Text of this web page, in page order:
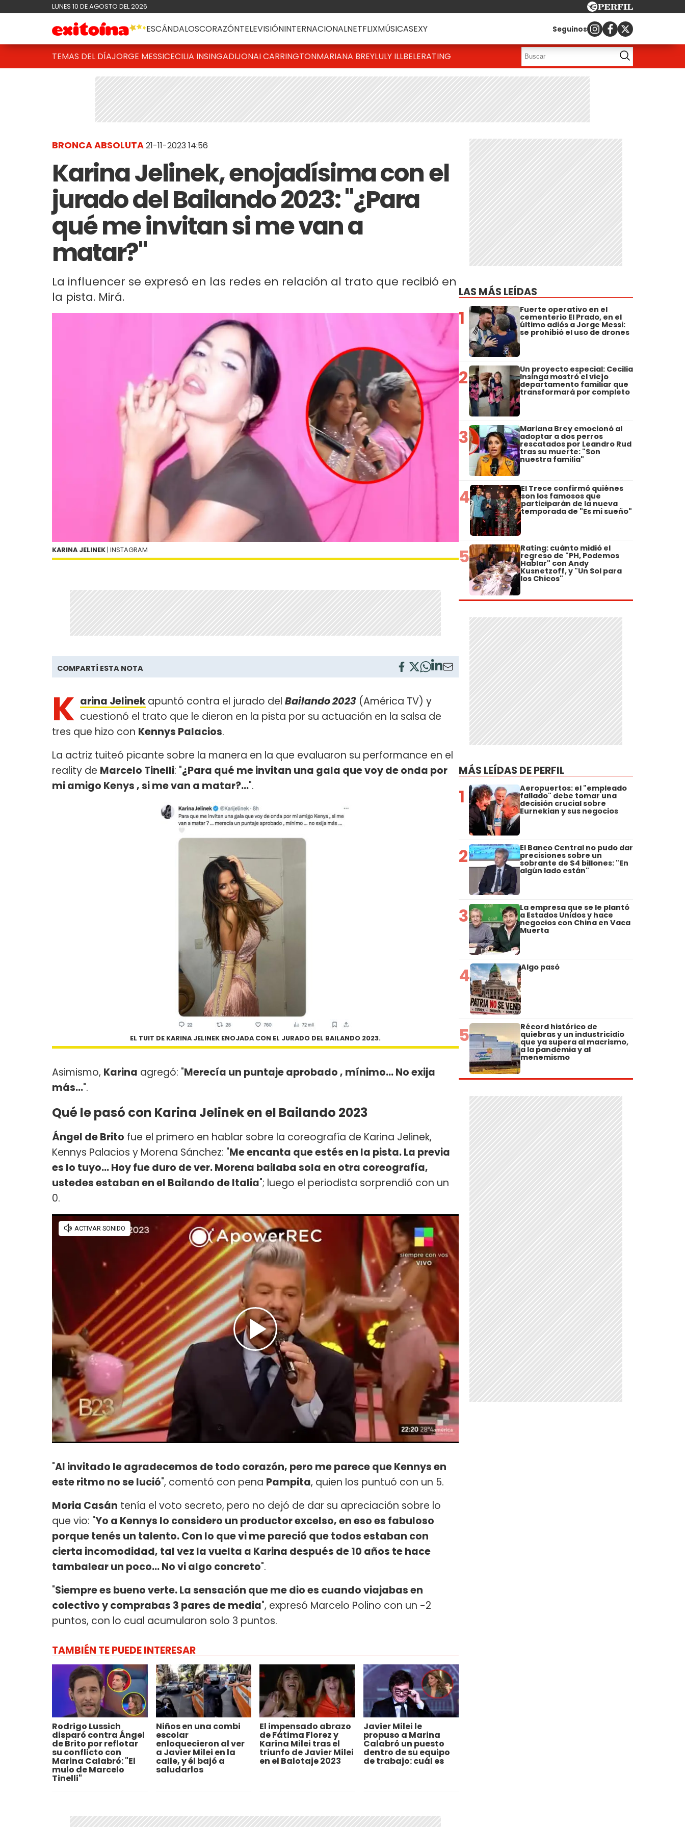
LUNES 10 DE AGOSTO DEL 2026
ESCÁNDALOSCORAZÓNTELEVISIÓNINTERNACIONALNETFLIXMÚSICASEXY Seguinos
TEMAS DEL DÍAJORGE MESSICECILIA INSINGADIJONAI CARRINGTONMARIANA BREYLULY ILLBELERATING
BRONCA ABSOLUTA21-11-2023 14:56
Karina Jelinek, enojadísima con el
jurado del Bailando 2023: "¿Para
qué me invitan si me van a
matar?"
La influencer se expresó en las redes en relación al trato que recibió en
la pista. Mirá.
KARINA JELINEK | INSTAGRAM
COMPARTÍ ESTA NOTA
K arina Jelinekapuntó contra el jurado del Bailando 2023 (América TV) y
cuestionó el trato que le dieron en la pista por su actuación en la salsa de
tres que hizo con Kennys Palacios.
La actriz tuiteó picante sobre la manera en la que evaluaron su performance en el
reality de Marcelo Tinelli: "¿Para qué me invitan una gala que voy de onda por
mi amigo Kenys , si me van a matar?…".
EL TUIT DE KARINA JELINEK ENOJADA CON EL JURADO DEL BAILANDO 2023.
Asimismo, Karina agregó: "Merecía un puntaje aprobado , mínimo... No exija
más…".
Qué le pasó con Karina Jelinek en el Bailando 2023
Ángel de Brito fue el primero en hablar sobre la coreografía de Karina Jelinek,
Kennys Palacios y Morena Sánchez: "Me encanta que estés en la pista. La previa
es lo tuyo... Hoy fue duro de ver. Morena bailaba sola en otra coreografía,
ustedes estaban en el Bailando de Italia"; luego el periodista sorprendió con un
0.
"Al invitado le agradecemos de todo corazón, pero me parece que Kennys en
este ritmo no se lució", comentó con pena Pampita, quien los puntuó con un 5.
Moria Casán tenía el voto secreto, pero no dejó de dar su apreciación sobre lo
que vio: "Yo a Kennys lo considero un productor excelso, en eso es fabuloso
porque tenés un talento. Con lo que vi me pareció que todos estaban con
cierta incomodidad, tal vez la vuelta a Karina después de 10 años te hace
tambalear un poco... No vi algo concreto".
"Siempre es bueno verte. La sensación que me dio es cuando viajabas en
colectivo y comprabas 3 pares de media", expresó Marcelo Polino con un -2
puntos, con lo cual acumularon solo 3 puntos.
TAMBIÉN TE PUEDE INTERESAR
Rodrigo Lussich
disparó contra Ángel
de Brito por reflotar
su conflicto con
Marina Calabró: "El
mulo de Marcelo
Tinelli"
Niños en una combi
escolar
enloquecieron al ver
a Javier Milei en la
calle, y él bajó a
saludarlos
El impensado abrazo
de Fátima Florez y
Karina Milei tras el
triunfo de Javier Milei
en el Balotaje 2023
Javier Milei le
propuso a Marina
Calabró un puesto
dentro de su equipo
de trabajo: cuál es
LAS MÁS LEÍDAS
1 Fuerte operativo en el
cementerio El Prado, en el
último adiós a Jorge Messi:
se prohibió el uso de drones
2 Un proyecto especial: Cecilia
Insinga mostró el viejo
departamento familiar que
transformará por completo
3 Mariana Brey emocionó al
adoptar a dos perros
rescatados por Leandro Rud
tras su muerte: "Son
nuestra familia"
4 El Trece confirmó quiénes
son los famosos que
participarán de la nueva
temporada de "Es mi sueño"
5 Rating: cuánto midió el
regreso de "PH, Podemos
Hablar" con Andy
Kusnetzoff, y "Un Sol para
los Chicos"
MÁS LEÍDAS DE PERFIL
1 Aeropuertos: el "empleado
fallado" debe tomar una
decisión crucial sobre
Eurnekian y sus negocios
2 El Banco Central no pudo dar
precisiones sobre un
sobrante de $4 billones: "En
algún lado están"
3 La empresa que se le plantó
a Estados Unidos y hace
negocios con China en Vaca
Muerta
4 Algo pasó
5 Récord histórico de
quiebras y un industricidio
que ya supera al macrismo,
a la pandemia y al
menemismo